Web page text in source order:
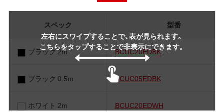
左右にスワイプすることで、表が見られます。
こちらをタップすることで非表示にできます。
スペック 型番
ブラック 2m BCUC20EDBK
ブラック 0.5m BCUC05EDBK
ホワイト 2m BCUC20EDWH